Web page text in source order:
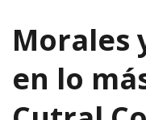
Morales
en lo
Cutral